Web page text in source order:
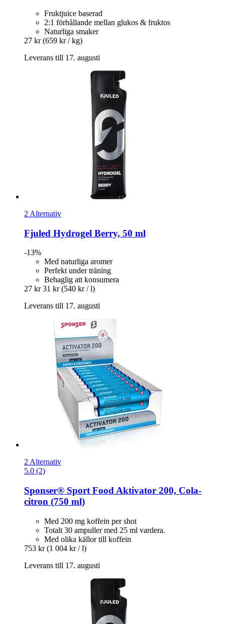
Fruktjuice baserad
2:1 förhållande mellan glukos & fruktos
Naturliga smaker
27 kr (659 kr / kg)
Leverans till 17. augusti
2 Alternativ
Fjuled Hydrogel Berry, 50 ml
-13%
Med naturliga aromer
Perfekt under träning
Behaglig att konsumera
27 kr 31 kr (540 kr / l)
Leverans till 17. augusti
2 Alternativ
5.0 (2)
Sponser® Sport Food Aktivator 200, Cola-​
citron (750 ml)
Med 200 mg koffein per shot
Totalt 30 ampuller med 25 ml vardera.
Med olika källor till koffein
753 kr (1 004 kr / l)
Leverans till 17. augusti